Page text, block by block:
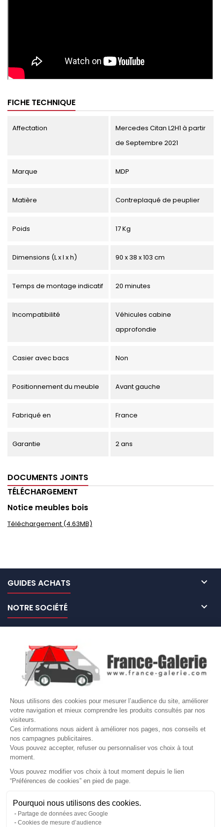
Nous utilisons des cookies pour mesurer l’audience du site, améliorer
votre navigation et mieux comprendre les produits consultés par nos
visiteurs.
Ces informations nous aident à améliorer nos pages, nos conseils et
nos campagnes publicitaires.
Vous pouvez accepter, refuser ou personnaliser vos choix à tout
moment.
Vous pouvez modifier vos choix à tout moment depuis le lien
“Préférences de cookies” en pied de page.
Pourquoi nous utilisons des cookies.
Partage de données avec Google
Cookies de mesure d’audience
Gérer mes cookies
FICHE TECHNIQUE
Affectation
Mercedes Citan L2H1 à partir
de Septembre 2021
Marque MDP
Matière Contreplaqué de peuplier
Poids 17 Kg
Dimensions (L x l x h) 90 x 38 x 103 cm
Temps de montage indicatif 20 minutes
Incompatibilité
Véhicules cabine
approfondie
Casier avec bacs Non
Positionnement du meuble Avant gauche
Fabriqué en France
Garantie 2 ans
DOCUMENTS JOINTS
TÉLÉCHARGEMENT
Notice meubles bois
Téléchargement (4.63MB)
GUIDES ACHATS 
NOTRE SOCIÉTÉ 
VOTRE COMPTE 
Site protégé par reCAPTCHA.
LETTRE D'INFORMATIONS
© Copyright 2026 France Galerie. Tous droits reservés.